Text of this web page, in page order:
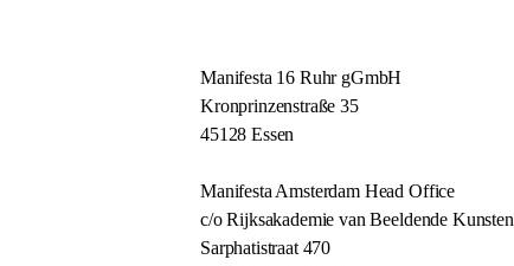
Manifesta 16 Ruhr gGmbH
Kronprinzenstraße 35
45128 Essen
Manifesta Amsterdam Head Office
c/o Rijksakademie van Beeldende Kunsten
Sarphatistraat 470